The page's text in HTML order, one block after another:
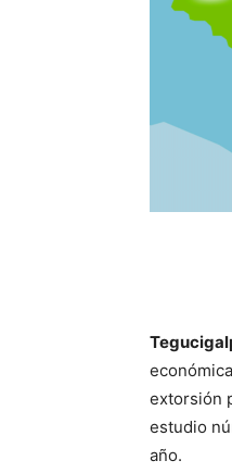
extorsión
estudio
año.